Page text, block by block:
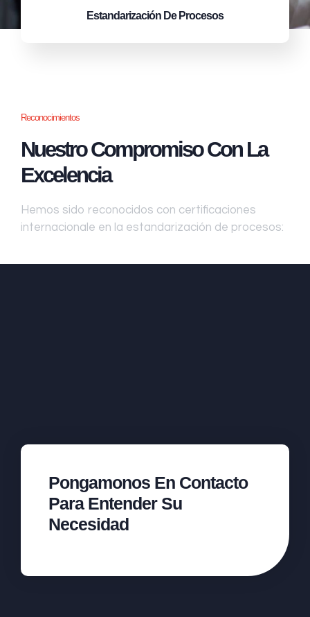
Estandarización De Procesos
Reconocimientos
Nuestro Compromiso Con La
Excelencia
Hemos sido reconocidos con certificaciones
internacionale en la estandarización de procesos:
Pongamonos En Contacto
Para Entender Su
Necesidad